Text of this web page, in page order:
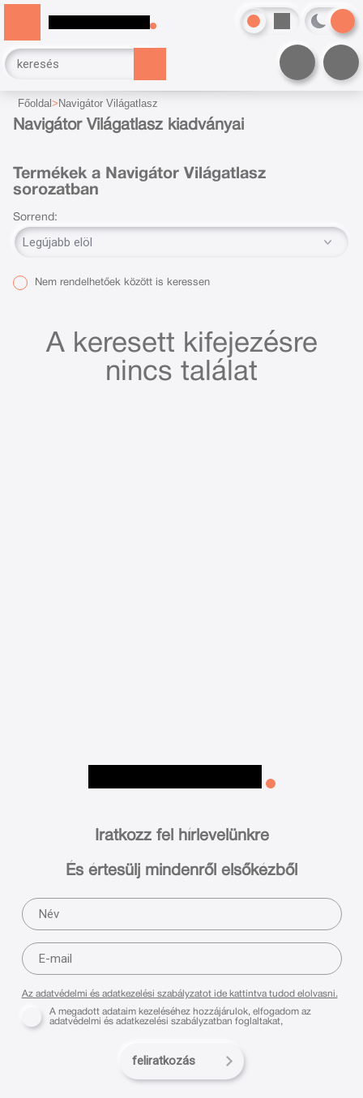
Főoldal Navigátor Világatlasz
Navigátor Világatlasz kiadványai
Termékek a Navigátor Világatlasz
sorozatban
Sorrend:
Nem rendelhetőek között is keressen
A keresett kifejezésre
nincs találat
Iratkozz fel hírlevelünkre
És értesülj mindenről elsőkézből
Az adatvédelmi és adatkezelési szabályzatot ide kattintva tudod elolvasni.
A megadott adataim kezeléséhez hozzájárulok, elfogadom az
adatvédelmi és adatkezelési szabályzatban foglaltakat,
feliratkozás